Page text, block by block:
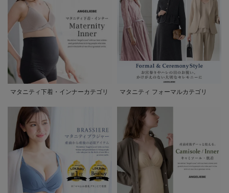
マタニティ下着・インナーカテゴリ マタニティ フォーマルカテゴリ